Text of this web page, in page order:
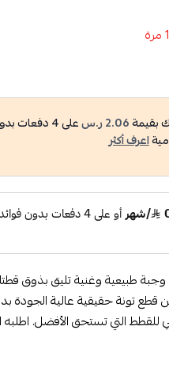
مرة
بقيمة2.06 ر.س على4دفعات
اعرف أكثر
طبيعية وغنية تليق بذوق قطتك
قطع تونة حقيقية عالية الجودة
للقطط التي تستحق الأفضل.